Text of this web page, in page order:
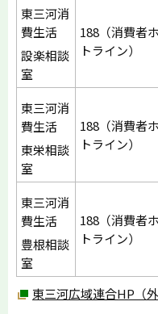
東三河消
費生活
設楽相談
室
188（消費者
トライン）
東三河消
費生活
東栄相談
室
188（消費者
トライン）
東三河消
費生活
豊根相談
室
188（消費者
トライン）
東三河広域連合HP（